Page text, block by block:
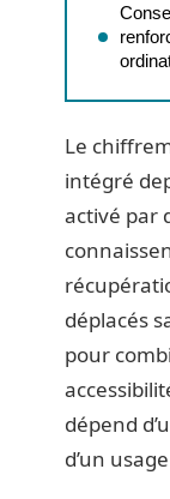
Le
intégré
activé par
déplacés
pour
dépend
d’un